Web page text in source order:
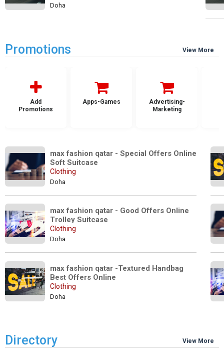
Doha
Promotions View More
Add
Promotions
Apps-Games
Advertising-
Marketing
max fashion qatar - Special Offers Online
Soft Suitcase
Clothing
Doha
max fashion qatar - Good Offers Online
Trolley Suitcase
Clothing
Doha
max fashion qatar -Textured Handbag
Best Offers Online
Clothing
Doha
Directory View More